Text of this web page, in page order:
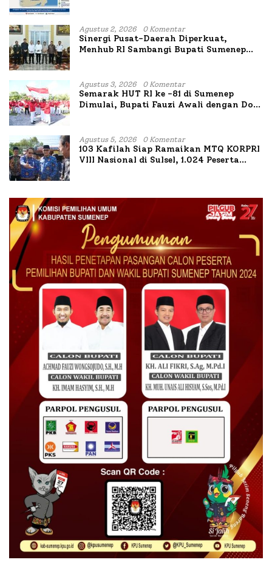
Agustus 2, 2026 0 Komentar
Sinergi Pusat-Daerah Diperkuat,
Menhub RI Sambangi Bupati Sumenep
Agustus 3, 2026 0 Komentar
Semarak HUT RI ke -81 di Sumenep
Dimulai, Bupati Fauzi Awali dengan Doa
Agustus 5, 2026 0 Komentar
103 Kafilah Siap Ramaikan MTQ KORPRI
VIII Nasional di Sulsel, 1.024 Peserta